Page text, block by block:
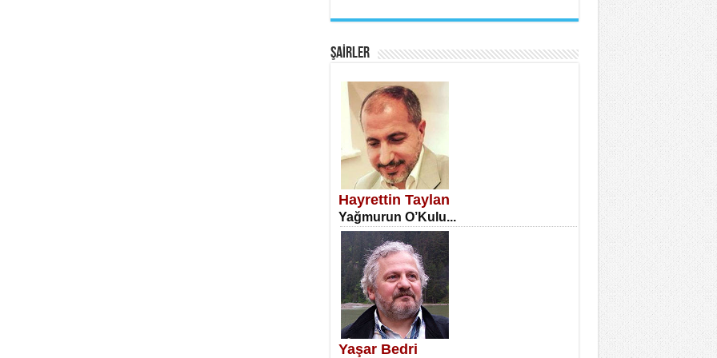
SATILMIŞ ÜMİT ÇETİNKAYA
Erkenlik...
NECLA DİLEK ARSLAN
Öğretmenler Günü Mahkemesi...
ŞAİRLER
Hayrettin Taylan
Yağmurun O’Kulu...
Yaşar Bedri